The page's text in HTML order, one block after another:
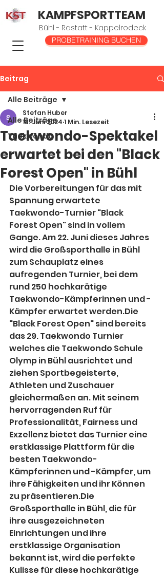
KAMPFSPORTTEAM
Bühl - Rastatt - Kappelrodeck
PROBETRAINING BUCHEN
Beitrag
Alle Beiträge
Taekwondo
Alle Beiträge
Taekwondo-Spektakel
erwartet bei den "Black
Forest Open" in Bühl
Stefan Huber
18. Juni 2024 1 Min. Lesezeit
Die Vorbereitungen für das mit
Spannung erwartete
Taekwondo-Turnier "Black
Forest Open" sind in vollem
Gange. Am 22. Juni dieses Jahres
wird die Großsporthalle in Bühl
zum Schauplatz eines
aufregenden Turnier, bei dem
rund 250 hochkarätige
Taekwondo-Kämpferinnen und -
Kämpfer erwartet werden.Die
"Black Forest Open" sind bereits
das 29. Taekwondo Turnier
welches die Taekwondo Schule
Olymp in Bühl ausrichtet und
ziehen Sportbegeisterte,
Athleten und Zuschauer
gleichermaßen an. Mit seinem
hervorragenden Ruf für
Professionalität, Fairness und
Exzellenz bietet das Turnier eine
erstklassige Plattform für die
besten Taekwondo-
Kämpferinnen und -Kämpfer, um
ihre Fähigkeiten und ihr Können
zu präsentieren.Die
Großsporthalle in Bühl, die für
ihre ausgezeichneten
Einrichtungen und ihre
erstklassige Organisation
bekannt ist, wird die perfekte
Kulisse für diese hochkarätige